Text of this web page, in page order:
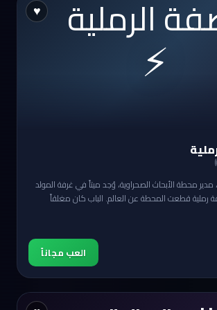
♥
⚡
محطة الأبحاث الصحراوية، وُجد ميتاً في غرفة المولد
رملية قطعت المحطة عن العالم. الباب كان مغلقاً
اتصالات، لا مساعدة خارجية. خمسة أشخاص محاصرون مع
قبل يومين.
العب مجاناً